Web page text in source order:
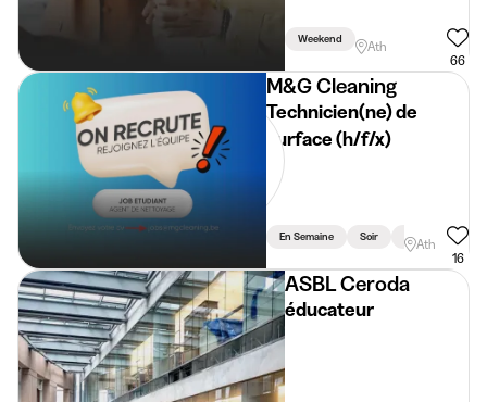
Weekend
Ath
66
M&G Cleaning
Technicien(ne) de
surface (h/f/x)
En Semaine Soir Vacances
Ath
16
ASBL Ceroda
éducateur